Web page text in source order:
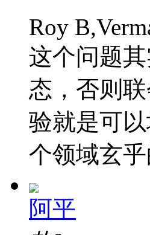
Roy
这个问题
态，否则
验就是可
个领域玄
阿平